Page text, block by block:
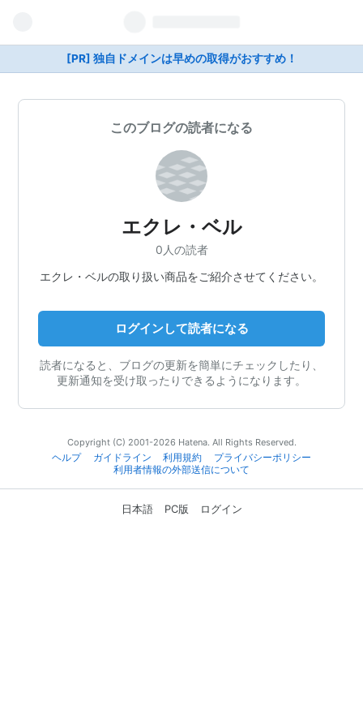
[PR] 独自ドメインは早めの取得がおすすめ！
このブログの読者になる
エクレ・ベル
0人の読者
エクレ・ベルの取り扱い商品をご紹介させてください。
ログインして読者になる
読者になると、ブログの更新を簡単にチェックしたり、
更新通知を受け取ったりできるようになります。
Copyright (C) 2001-2026 Hatena. All Rights Reserved.
ヘルプ
ガイドライン 利用規約
プライバシーポリシー
利用者情報の外部送信について
日本語 PC版 ログイン